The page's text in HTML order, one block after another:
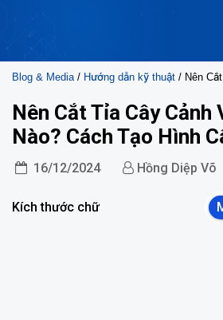
Blog & Media / Hướng dẫn kỹ thuật / Nên Cắt Tỉa Cây
Nên Cắt Tỉa Cây Cảnh
Nào? Cách Tạo Hình
16/12/2024 Hồng Diệp Võ
Kích thước chữ